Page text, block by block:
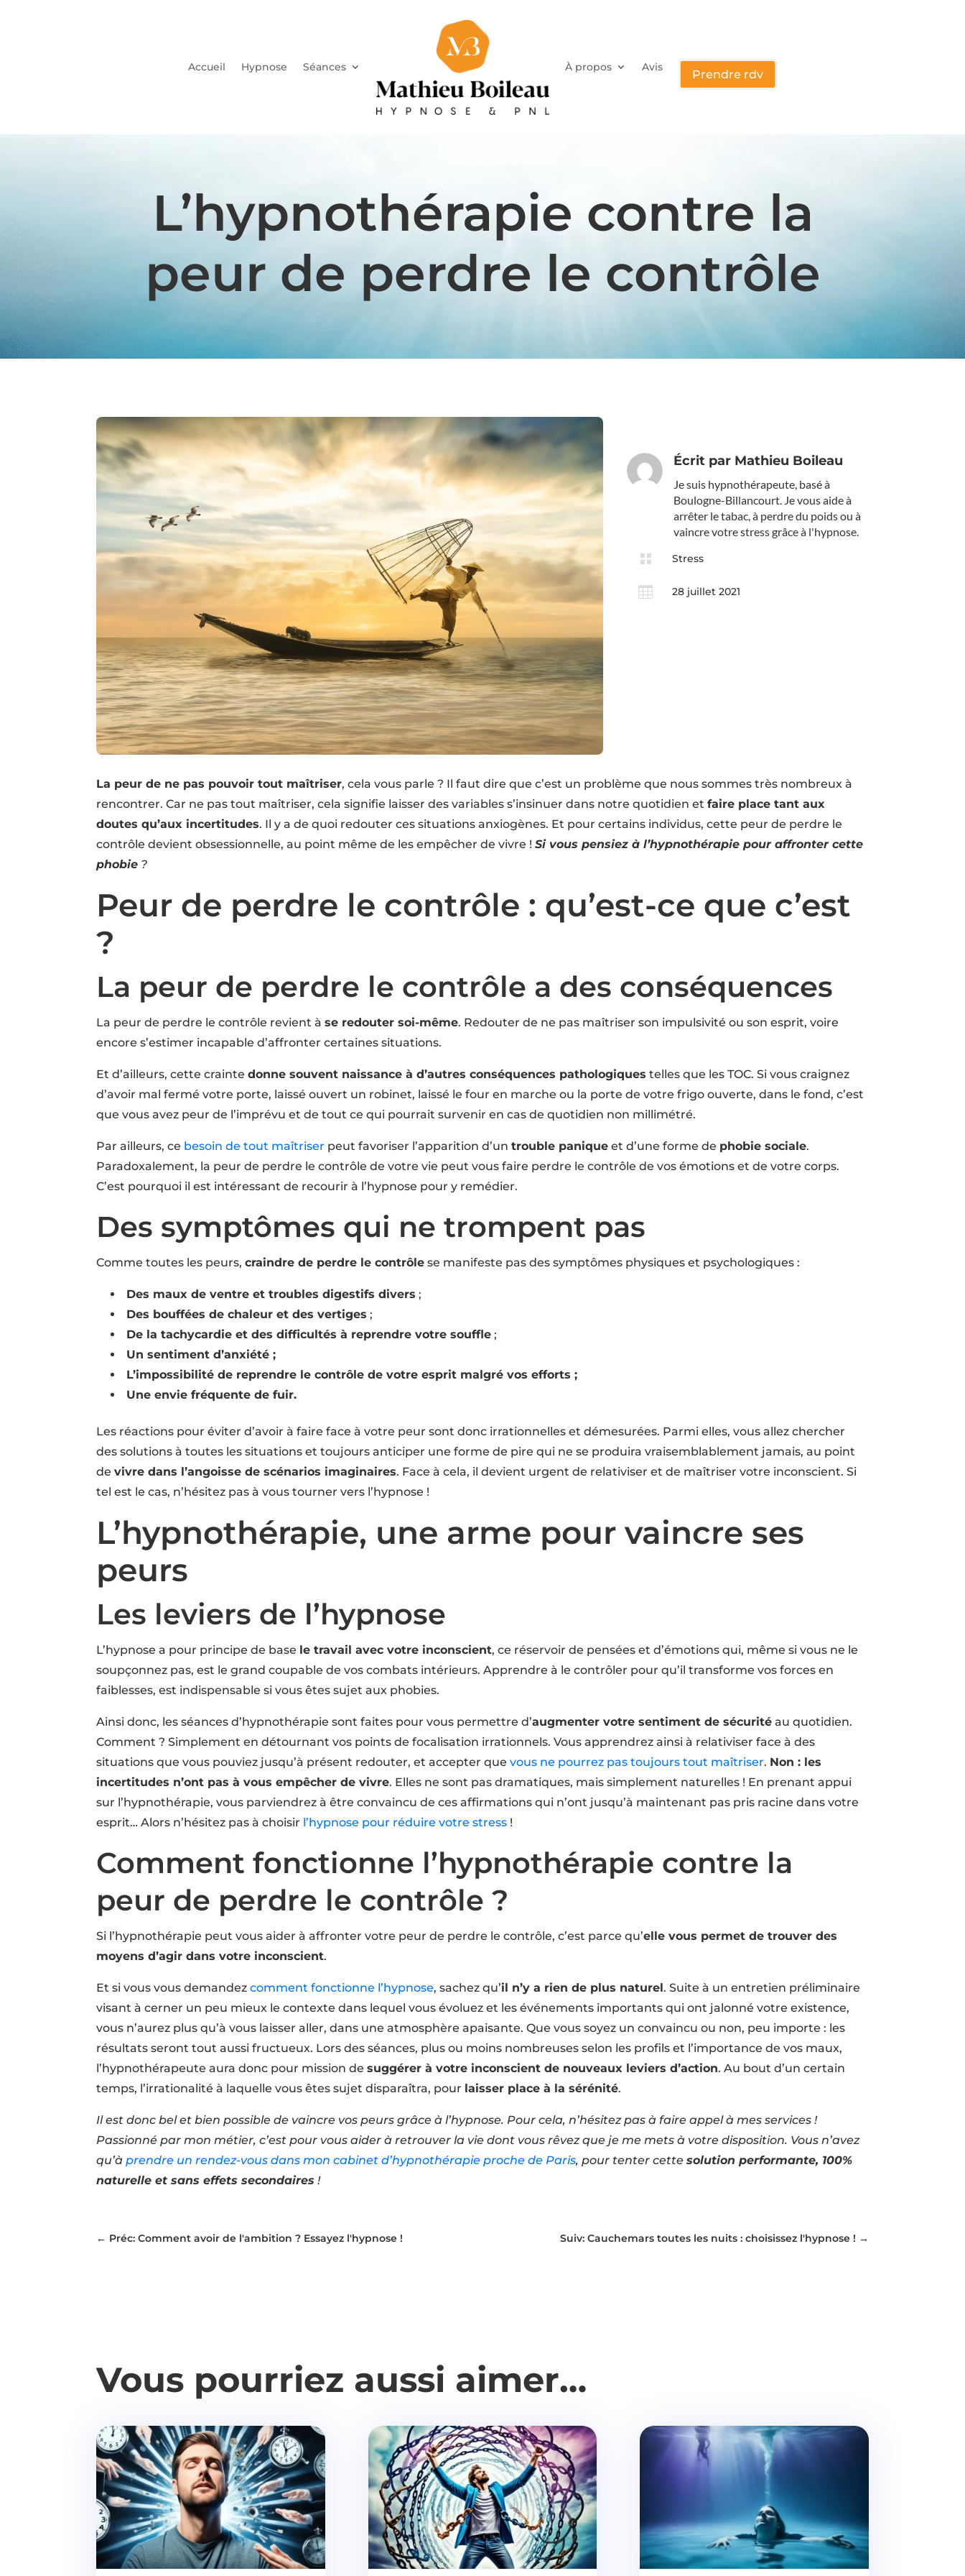
Accueil Hypnose Séances À propos Avis
Prendre rdv
L’hypnothérapie contre la
peur de perdre le contrôle
Écrit par Mathieu Boileau
Je suis hypnothérapeute, basé à
Boulogne-Billancourt. Je vous aide à
arrêter le tabac, à perdre du poids ou à
vaincre votre stress grâce à l'hypnose.
 Stress
 28 juillet 2021
La peur de ne pas pouvoir tout maîtriser, cela vous parle ? Il faut dire que c’est un problème que nous sommes très nombreux à
rencontrer. Car ne pas tout maîtriser, cela signifie laisser des variables s’insinuer dans notre quotidien etfaire place tant aux
doutes qu’aux incertitudes. Il y a de quoi redouter ces situations anxiogènes. Et pour certains individus, cette peur de perdre le
contrôle devient obsessionnelle, au point même de les empêcher de vivre !Si vous pensiez à l’hypnothérapie pour affronter cette
phobie ?
Peur de perdre le contrôle : qu’est-ce que c’est
?
La peur de perdre le contrôle a des conséquences
La peur de perdre le contrôle revient àse redouter soi-même. Redouter de ne pas maîtriser son impulsivité ou son esprit, voire
encore s’estimer incapable d’affronter certaines situations.
Et d’ailleurs, cette craintedonne souvent naissance à d’autres conséquences pathologiques telles que les TOC. Si vous craignez
d’avoir mal fermé votre porte, laissé ouvert un robinet, laissé le four en marche ou la porte de votre frigo ouverte, dans le fond, c’est
que vous avez peur de l’imprévu et de tout ce qui pourrait survenir en cas de quotidien non millimétré.
Par ailleurs, ce besoin de tout maîtriser peut favoriser l’apparition d’untrouble panique et d’une forme de phobie sociale.
Paradoxalement, la peur de perdre le contrôle de votre vie peut vous faire perdre le contrôle de vos émotions et de votre corps.
C’est pourquoi il est intéressant de recourir à l’hypnose pour y remédier.
Des symptômes qui ne trompent pas
Comme toutes les peurs,craindre de perdre le contrôle se manifeste pas des symptômes physiques et psychologiques :
Des maux de ventre et troubles digestifs divers ;
Des bouffées de chaleur et des vertiges ;
De la tachycardie et des difficultés à reprendre votre souffle ;
Un sentiment d’anxiété ;
L’impossibilité de reprendre le contrôle de votre esprit malgré vos efforts ;
Une envie fréquente de fuir.
Les réactions pour éviter d’avoir à faire face à votre peur sont donc irrationnelles et démesurées. Parmi elles, vous allez chercher
des solutions à toutes les situations et toujours anticiper une forme de pire qui ne se produira vraisemblablement jamais, au point
devivre dans l’angoisse de scénarios imaginaires. Face à cela, il devient urgent de relativiser et de maîtriser votre inconscient. Si
tel est le cas, n’hésitez pas à vous tourner vers l’hypnose !
L’hypnothérapie, une arme pour vaincre ses
peurs
Les leviers de l’hypnose
L’hypnose a pour principe de base le travail avec votre inconscient, ce réservoir de pensées et d’émotions qui, même si vous ne le
soupçonnez pas, est le grand coupable de vos combats intérieurs. Apprendre à le contrôler pour qu’il transforme vos forces en
faiblesses, est indispensable si vous êtes sujet aux phobies.
Ainsi donc, les séances d’hypnothérapie sont faites pour vous permettre d’augmenter votre sentiment de sécurité au quotidien.
Comment ? Simplement en détournant vos points de focalisation irrationnels. Vous apprendrez ainsi à relativiser face à des
situations que vous pouviez jusqu’à présent redouter, et accepter quevous ne pourrez pas toujours tout maîtriser. Non : les
incertitudes n’ont pas à vous empêcher de vivre. Elles ne sont pas dramatiques, mais simplement naturelles ! En prenant appui
sur l’hypnothérapie, vous parviendrez à être convaincu de ces affirmations qui n’ont jusqu’à maintenant pas pris racine dans votre
esprit… Alors n’hésitez pas à choisir l’hypnose pour réduire votre stress !
Comment fonctionne l’hypnothérapie contre la
peur de perdre le contrôle ?
Si l’hypnothérapie peut vous aider à affronter votre peur de perdre le contrôle, c’est parce qu’elle vous permet de trouver des
moyens d’agir dans votre inconscient.
Et si vous vous demandezcomment fonctionne l’hypnose, sachez qu’il n’y a rien de plus naturel. Suite à un entretien préliminaire
visant à cerner un peu mieux le contexte dans lequel vous évoluez et les événements importants qui ont jalonné votre existence,
vous n’aurez plus qu’à vous laisser aller, dans une atmosphère apaisante. Que vous soyez un convaincu ou non, peu importe : les
résultats seront tout aussi fructueux. Lors des séances, plus ou moins nombreuses selon les profils et l’importance de vos maux,
l’hypnothérapeute aura donc pour mission desuggérer à votre inconscient de nouveaux leviers d’action. Au bout d’un certain
temps, l’irrationalité à laquelle vous êtes sujet disparaîtra, pour laisser place à la sérénité.
Il est donc bel et bien possible de vaincre vos peurs grâce à l’hypnose. Pour cela, n’hésitez pas à faire appel à mes services !
Passionné par mon métier, c’est pour vous aider à retrouver la vie dont vous rêvez que je me mets à votre disposition. Vous n’avez
qu’àprendre un rendez-vous dans mon cabinet d’hypnothérapie proche de Paris, pour tenter cettesolution performante, 100%
naturelle et sans effets secondaires !
← Préc: Comment avoir de l'ambition ? Essayez l'hypnose ! Suiv: Cauchemars toutes les nuits : choisissez l'hypnose ! →
Vous pourriez aussi aimer…